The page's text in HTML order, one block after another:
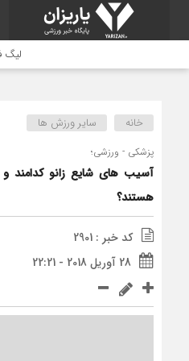
لیگ
خانه سایر ورزش ها
پزشکی - ورزشی؛
آسیب های شایع زانو کدامند
هستند؟
کد خبر : 2901
28 آوریل 2018 - 22:21